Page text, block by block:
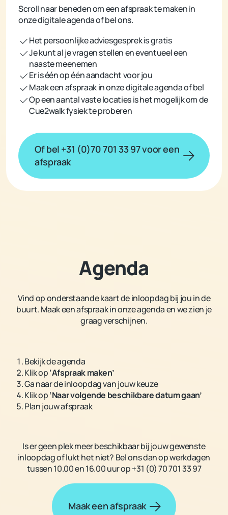
Scroll naar beneden om een afspraak te maken in
onze digitale agenda of bel ons.
Het persoonlijke adviesgesprek is gratis
Je kunt al je vragen stellen en eventueel een
naaste meenemen
Er is één op één aandacht voor jou
Maak een afspraak in onze digitale agenda of bel
Op een aantal vaste locaties is het mogelijk om de
Cue2walk fysiek te proberen
Of bel +31 (0)70 701 33 97 voor een
afspraak
Agenda
Vind op onderstaande kaart de inloopdag bij jou in de
buurt. Maak een afspraak in onze agenda en we zien je
graag verschijnen.
Bekijk de agenda
Klik op‘Afspraak maken’
Ga naar de inloopdag van jouw keuze
Klik op‘Naar volgende beschikbare datum gaan’
Plan jouw afspraak
Is er geen plek meer beschikbaar bij jouw gewenste
inloopdag of lukt het niet? Bel ons dan op werkdagen
tussen 10.00 en 16.00 uur op +31 (0) 70 701 33 97
Maak een afspraak